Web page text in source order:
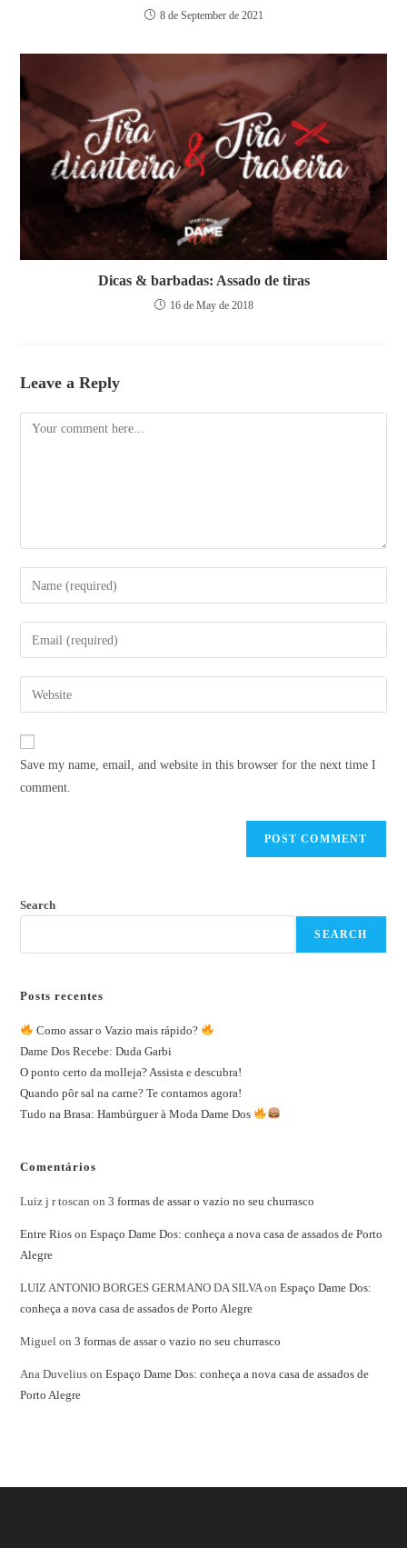
8 de September de 2021
Dicas & barbadas: Assado de tiras
16 de May de 2018
Leave a Reply
Save my name, email, and website in this browser for the next time I
comment.
Search
SEARCH
Posts recentes
Como assar o Vazio mais rápido?
Dame Dos Recebe: Duda Garbi
O ponto certo da molleja? Assista e descubra!
Quando pôr sal na carne? Te contamos agora!
Tudo na Brasa: Hambúrguer à Moda Dame Dos
Comentários
Luiz j r toscan on3 formas de assar o vazio no seu churrasco
Entre Rios onEspaço Dame Dos: conheça a nova casa de assados de Porto
Alegre
LUIZ ANTONIO BORGES GERMANO DA SILVAonEspaço Dame Dos:
conheça a nova casa de assados de Porto Alegre
Miguel on3 formas de assar o vazio no seu churrasco
Ana Duvelius onEspaço Dame Dos: conheça a nova casa de assados de
Porto Alegre